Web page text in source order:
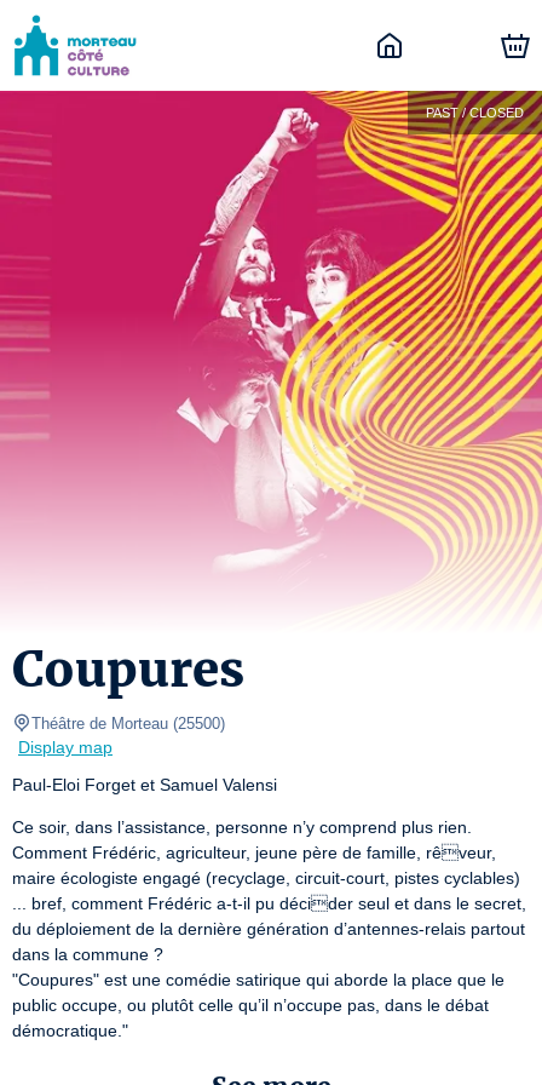
PAST / CLOSED
Coupures
Théâtre de Morteau (25500)
Display map
Paul-Eloi Forget et Samuel Valensi
Ce soir, dans l’assistance, personne n’y comprend plus rien.
Comment Frédéric, agriculteur, jeune père de famille, rêveur,
maire écologiste engagé (recyclage, circuit-court, pistes cyclables)
... bref, comment Frédéric a-t-il pu décider seul et dans le secret,
du déploiement de la dernière génération d’antennes-relais partout
dans la commune ?
"Coupures" est une comédie satirique qui aborde la place que le
public occupe, ou plutôt celle qu’il n’occupe pas, dans le débat
démocratique."